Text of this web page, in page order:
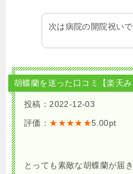
次は病院の開院祝い
胡蝶蘭を送った口コミ【楽天み
投稿：2022-12-03
評価： ★★★★★5.00pt
とっても素敵な胡蝶蘭が届